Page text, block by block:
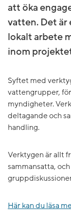
att öka
vatten. Det är
lokalt arbete
inom
Syftet med
vattengrupper,
myndigheter.
deltagande och
handling.
Verktygen är allt
sammansatta,
Här kan du läsa